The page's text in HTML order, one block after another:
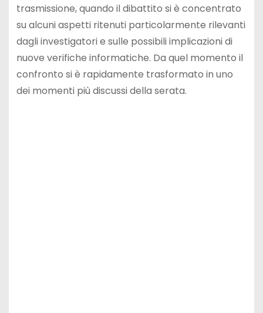
trasmissione, quando il dibattito si è concentrato
su alcuni aspetti ritenuti particolarmente rilevanti
dagli investigatori e sulle possibili implicazioni di
nuove verifiche informatiche. Da quel momento il
confronto si è rapidamente trasformato in uno
dei momenti più discussi della serata.